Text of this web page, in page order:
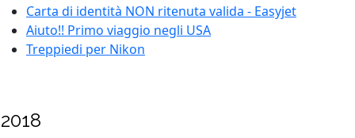
Carta di identità NON ritenuta valida - Easyjet
Aiuto!! Primo viaggio negli USA
Treppiedi per Nikon
2018